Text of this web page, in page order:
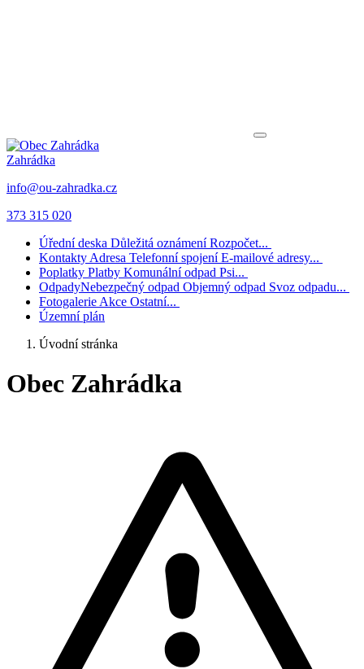
Zahrádka
info@ou-zahradka.cz
373 315 020
Úřední deska Důležitá oznámení Rozpočet...
Kontakty Adresa Telefonní spojení E-mailové adresy...
Poplatky Platby Komunální odpad Psi...
OdpadyNebezpečný odpad Objemný odpad Svoz odpadu...
Fotogalerie Akce Ostatní...
Územní plán
Úvodní stránka
Obec Zahrádka